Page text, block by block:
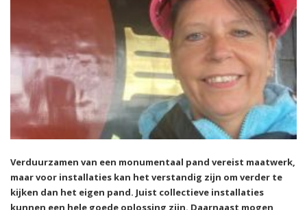
Verduurzamen van een monumentaal pand vereist maatwerk,
maar voor installaties kan het verstandig zijn om verder te
kijken dan het eigen pand. Juist collectieve installaties
kunnen een hele goede oplossing zijn. Daarnaast mogen